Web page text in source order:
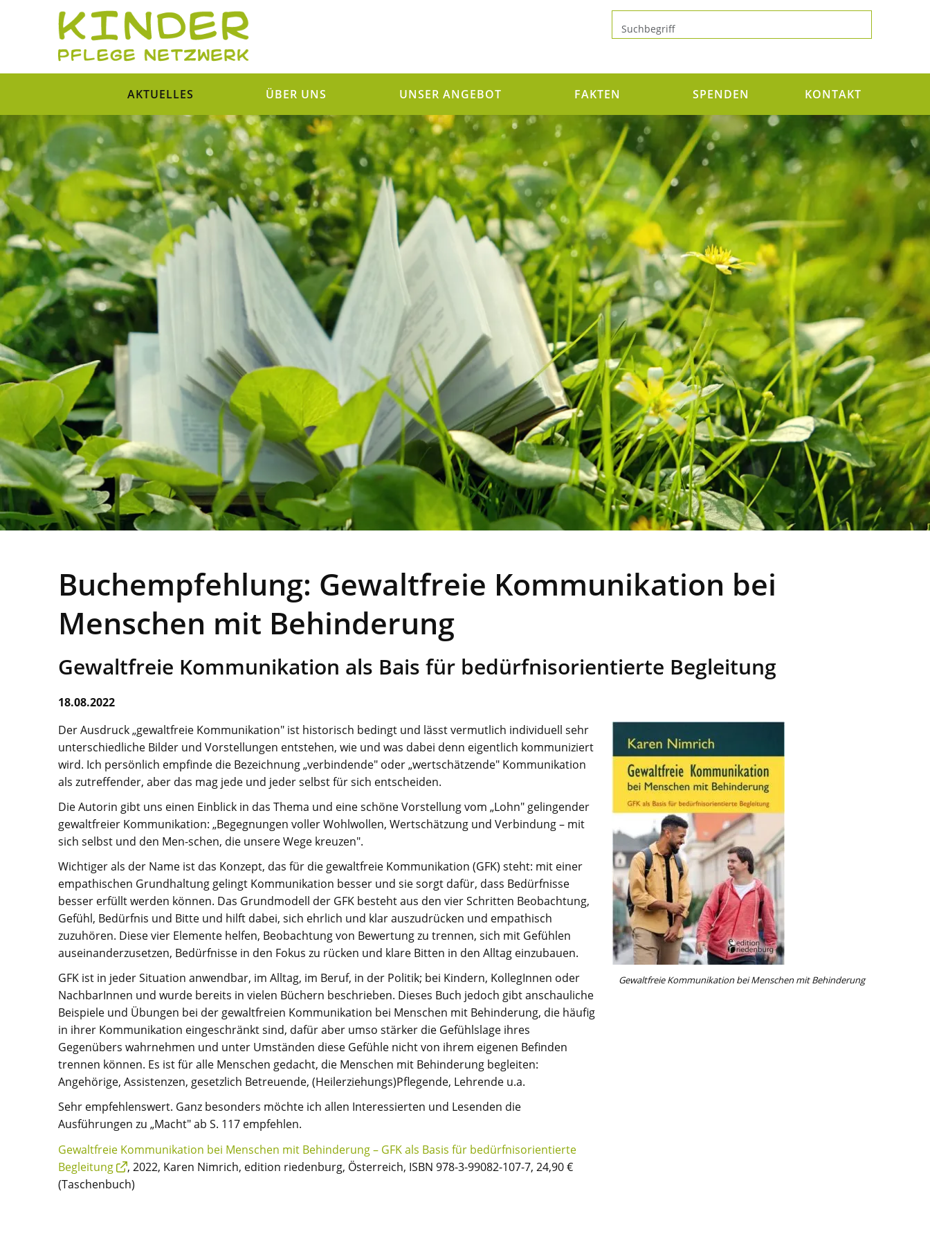
AKTUELLES ÜBER UNS UNSER ANGEBOT FAKTEN SPENDEN KONTAKT
Buchempfehlung: Gewaltfreie Kommunikation bei
Menschen mit Behinderung
Gewaltfreie Kommunikation als Bais für bedürfnisorientierte Begleitung
18.08.2022
Der Ausdruck „gewaltfreie Kommunikation" ist historisch bedingt und lässt vermutlich individuell sehr
unterschiedliche Bilder und Vorstellungen entstehen, wie und was dabei denn eigentlich kommuniziert
wird. Ich persönlich empfinde die Bezeichnung „verbindende" oder „wertschätzende" Kommunikation
als zutreffender, aber das mag jede und jeder selbst für sich entscheiden.
Die Autorin gibt uns einen Einblick in das Thema und eine schöne Vorstellung vom „Lohn" gelingender
gewaltfreier Kommunikation: „Begegnungen voller Wohlwollen, Wertschätzung und Verbindung – mit
sich selbst und den Men-schen, die unsere Wege kreuzen".
Wichtiger als der Name ist das Konzept, das für die gewaltfreie Kommunikation (GFK) steht: mit einer
empathischen Grundhaltung gelingt Kommunikation besser und sie sorgt dafür, dass Bedürfnisse
besser erfüllt werden können. Das Grundmodell der GFK besteht aus den vier Schritten Beobachtung,
Gefühl, Bedürfnis und Bitte und hilft dabei, sich ehrlich und klar auszudrücken und empathisch
zuzuhören. Diese vier Elemente helfen, Beobachtung von Bewertung zu trennen, sich mit Gefühlen
auseinanderzusetzen, Bedürfnisse in den Fokus zu rücken und klare Bitten in den Alltag einzubauen.
GFK ist in jeder Situation anwendbar, im Alltag, im Beruf, in der Politik; bei Kindern, KollegInnen oder
NachbarInnen und wurde bereits in vielen Büchern beschrieben. Dieses Buch jedoch gibt anschauliche
Beispiele und Übungen bei der gewaltfreien Kommunikation bei Menschen mit Behinderung, die häufig
in ihrer Kommunikation eingeschränkt sind, dafür aber umso stärker die Gefühlslage ihres
Gegenübers wahrnehmen und unter Umständen diese Gefühle nicht von ihrem eigenen Befinden
trennen können. Es ist für alle Menschen gedacht, die Menschen mit Behinderung begleiten:
Angehörige, Assistenzen, gesetzlich Betreuende, (Heilerziehungs)Pflegende, Lehrende u.a.
Sehr empfehlenswert. Ganz besonders möchte ich allen Interessierten und Lesenden die
Ausführungen zu „Macht" ab S. 117 empfehlen.
Gewaltfreie Kommunikation bei Menschen mit Behinderung – GFK als Basis für bedürfnisorientierte
Begleitung
, 2022, Karen Nimrich, edition riedenburg, Österreich, ISBN 978-3-99082-107-7, 24,90 €
(Taschenbuch)
Gewaltfreie Kommunikation bei Menschen mit Behinderung